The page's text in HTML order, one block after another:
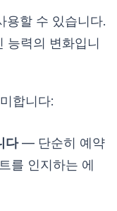
용할 수 있습니다.
능력의 변화입니
합니다:
다— 단순히 예약
를 인지하는 에